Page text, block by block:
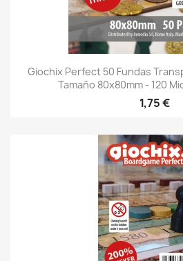
Giochix Perfect 50 Fundas
Tamaño 80x80mm - 120
1,75 €